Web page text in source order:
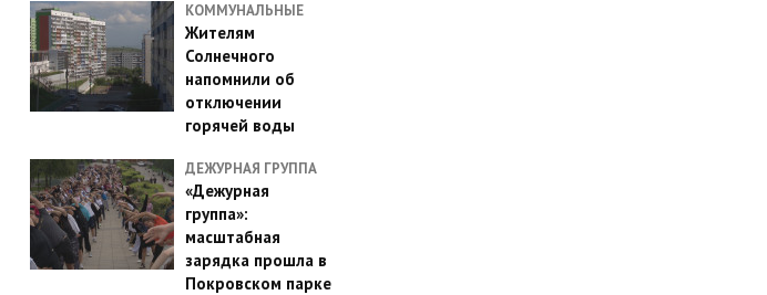
КОММУНАЛЬНЫЕ
Жителям
Солнечного
напомнили об
отключении
горячей воды
ДЕЖУРНАЯ ГРУППА
«Дежурная
группа»:
масштабная
зарядка прошла в
Покровском парке